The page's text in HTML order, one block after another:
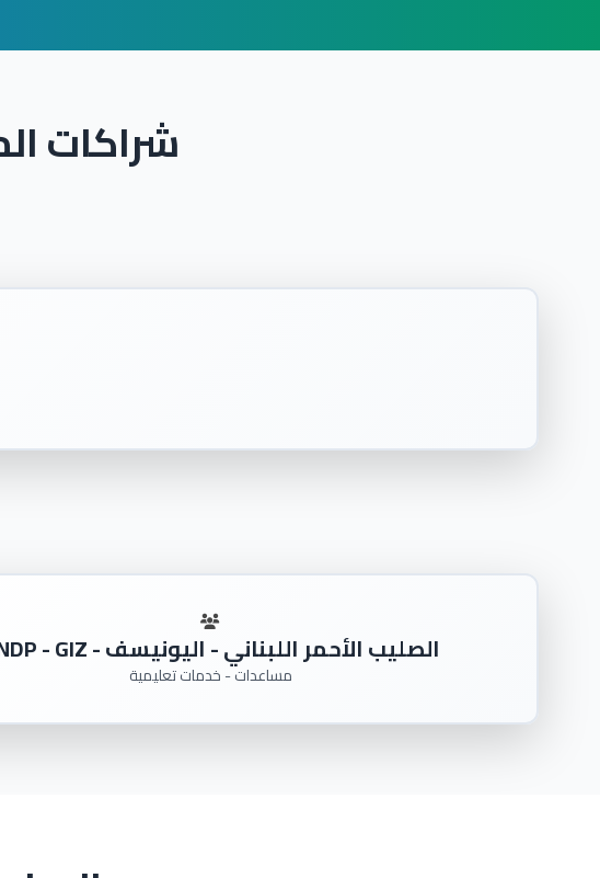
شراكات
الصليب الأحمر اللبناني - اليونيسف - UNDP - GIZ
مساعدات - خدمات تعليمية